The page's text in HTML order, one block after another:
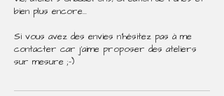
bien plus encore...
Si vous avez des envies n'hésitez pas à me
contacter car j'aime proposer des ateliers
sur mesure ;-)